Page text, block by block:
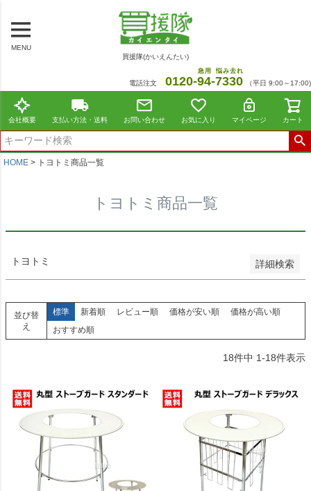
MENU
買援隊(かいえんたい)
電話注文 0120-94
急用
-7330
悩み去れ
（平日 9:00～17:00)
会社概要 支払い方法・送料 お問い合わせ お気に入り マイページ カート
HOME トヨトミ商品一覧
トヨトミ商品一覧
トヨトミ 詳細検索
商品番号/JANコード
在庫なし商品を表示しない
並び順
標準
新着順
価格が安い順
検索
並び替
え
標準 新着順 レビュー順 価格が安い順
価格が高い順
おすすめ順
18件中 1-18件表示